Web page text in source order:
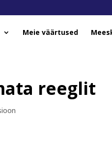
Meie väärtused
reeglit